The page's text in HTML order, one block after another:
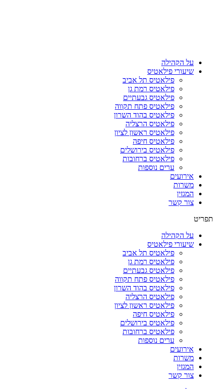
על הקהילה
שיעורי פילאטיס
פילאטיס תל אביב
פילאטיס רמת גן
פילאטיס גבעתיים
פילאטיס פתח תקווה
פילאטיס בהוד השרון
פילאטיס הרצליה
פילאטיס ראשון לציון
פילאטיס חיפה
פילאטיס בירושלים
פילאטיס ברחובות
ערים נוספות
אירועים
משרות
המגזין
צור קשר
תפריט
על הקהילה
שיעורי פילאטיס
פילאטיס תל אביב
פילאטיס רמת גן
פילאטיס גבעתיים
פילאטיס פתח תקווה
פילאטיס בהוד השרון
פילאטיס הרצליה
פילאטיס ראשון לציון
פילאטיס חיפה
פילאטיס בירושלים
פילאטיס ברחובות
ערים נוספות
אירועים
משרות
המגזין
צור קשר